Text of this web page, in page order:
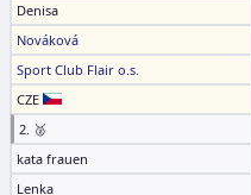
Denisa
Nováková
Sport Club Flair o.s.
CZE
2. 🥈
kata frauen
Lenka